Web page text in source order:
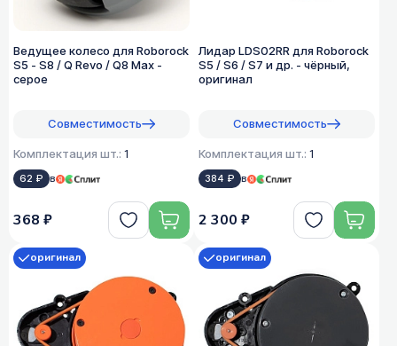
Ведущее колесо для Roborock
S5 - S8 / Q Revo / Q8 Max -
серое
Совместимость
Комплектация шт.: 1
62 ₽ в
368 ₽
Лидар LDS02RR для Roborock
S5 / S6 / S7 и др. - чёрный,
оригинал
Совместимость
Комплектация шт.: 1
384 ₽ в
2 300 ₽
оригинал оригинал